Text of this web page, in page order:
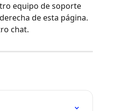
equipo de soporte
de esta página.
chat.